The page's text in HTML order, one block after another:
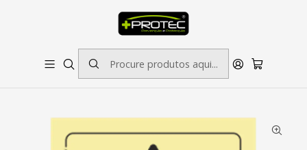
SOLICITE ORÇAMENTO PARA ESTAMPADOS/BORDADOS // SINALÉTICA:
OUTRAS DIMENSÕES SOB CONSULTA
Início Sinalética Perigo
Sinal de Perigo, Temperatura Alta